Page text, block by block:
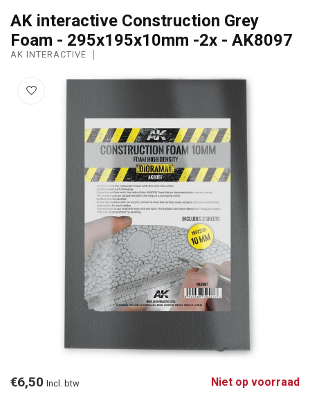
AK interactive Construction Grey
Foam - 295x195x10mm -2x - AK8097
AK INTERACTIVE
€6,50 Incl. btw Niet op voorraad